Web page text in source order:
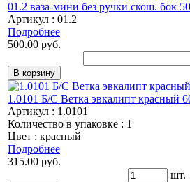
01.2 ваза-мини без ручки скош. бок
Артикул : 01.2
Подробнее
500.00 руб.
1.0101 Б/С Ветка эвкалипт красный
Артикул : 1.0101
Количество в упаковке : 1
Цвет : красный
Подробнее
315.00 руб.
шт.